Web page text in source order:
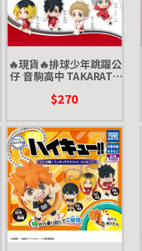
🔥現貨🔥排球少年跳躍公
仔 音駒高中 TAKARATO
黑尾鐵朗 夜久衛輔 灰羽
$270